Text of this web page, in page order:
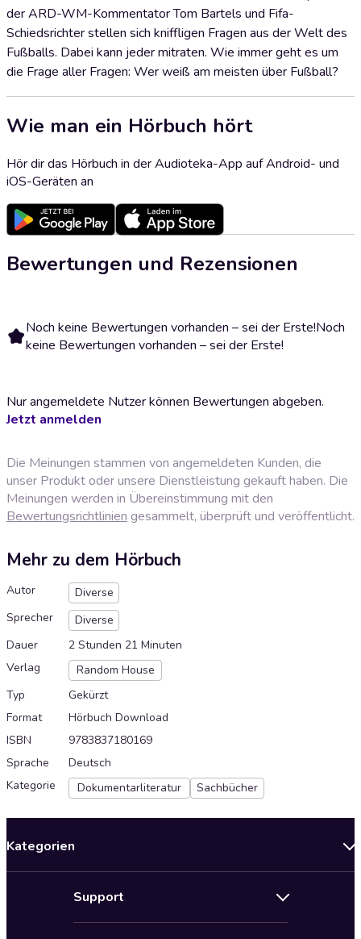
der ARD-WM-Kommentator Tom Bartels und Fifa-
Schiedsrichter stellen sich kniffligen Fragen aus der Welt des
Fußballs. Dabei kann jeder mitraten. Wie immer geht es um
die Frage aller Fragen: Wer weiß am meisten über Fußball?
Wie man ein Hörbuch hört
Hör dir das Hörbuch in der Audioteka-App auf Android- und
iOS-Geräten an
Bewertungen und Rezensionen
Noch keine Bewertungen vorhanden – sei der Erste!Noch
keine Bewertungen vorhanden – sei der Erste!
Nur angemeldete Nutzer können Bewertungen abgeben.
Jetzt anmelden
Die Meinungen stammen von angemeldeten Kunden, die
unser Produkt oder unsere Dienstleistung gekauft haben. Die
Meinungen werden in Übereinstimmung mit den
Bewertungsrichtlinien gesammelt, überprüft und veröffentlicht.
Mehr zu dem Hörbuch
Autor
Diverse
Sprecher
Diverse
Dauer
2 Stunden 21 Minuten
Verlag
Random House
Typ
Gekürzt
Format
Hörbuch Download
ISBN
9783837180169
Sprache
Deutsch
Kategorie
Dokumentarliteratur Sachbücher
Kategorien
Support